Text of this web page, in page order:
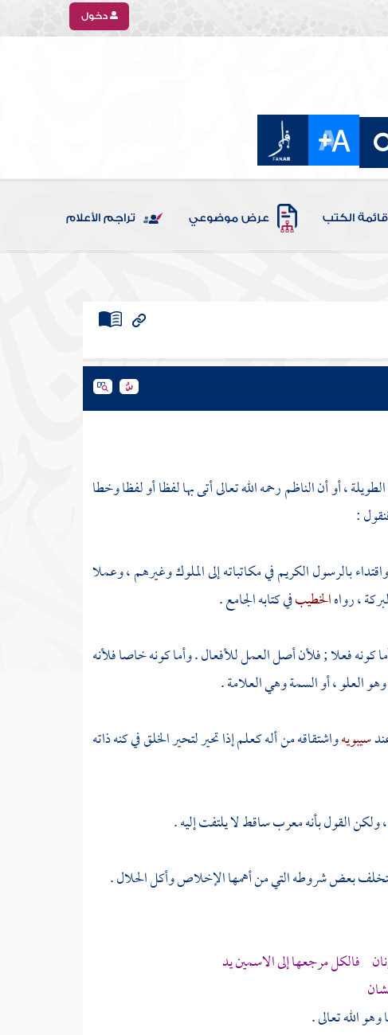
دخول
قائمة الكتب عرض موضوعي تراجم الأعلام
، أو أنالناظمرحمه الله تعالى أتى بها لفظا أو لفظا وخطا
:
بالرسول الكريم في مكاتباته إلى الملوك وغيرهم ، وعملا
، رواهالخطيبفي كتابه الجامع .
كونه فعلا ; فلأن أصل العمل للأفعال . وأما كونه خاصا فلأنه
العلو ، أو السمة وهي العلامة .
سيبويهواشتقاقه من أله كعلم إذا تحير لتحير الخلق في كنه ذاته
ولكن القول بأنه معرب ساقط لا يلتفت إليه .
لتخلف بعض شروطه التي من أهمها الإخلاص وأكل الحلال .
فالكل مرجعها إلى الاسمين يد
الله تعالى .